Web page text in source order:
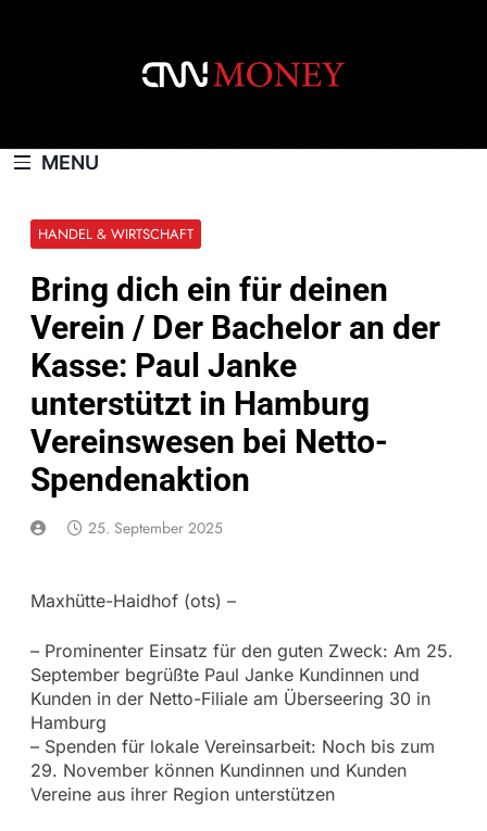
MENU
HANDEL & WIRTSCHAFT
Bring dich ein für deinen
Verein / Der Bachelor an der
Kasse: Paul Janke
unterstützt in Hamburg
Vereinswesen bei Netto-
Spendenaktion
25. September 2025
Maxhütte-Haidhof (ots) –
– Prominenter Einsatz für den guten Zweck: Am 25.
September begrüßte Paul Janke Kundinnen und
Kunden in der Netto-Filiale am Überseering 30 in
Hamburg
– Spenden für lokale Vereinsarbeit: Noch bis zum
29. November können Kundinnen und Kunden
Vereine aus ihrer Region unterstützen